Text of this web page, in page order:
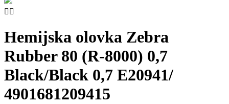
 
Hemijska olovka Zebra
Rubber 80 (R-8000) 0,7
Black/Black 0,7 E20941/
4901681209415